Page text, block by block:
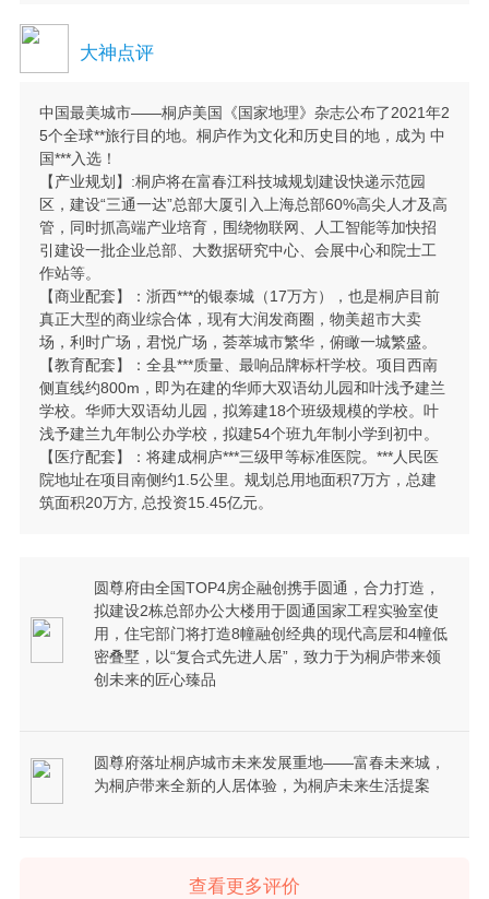
大神点评
中国最美城市——桐庐美国《国家地理》杂志公布了2021年2
5个全球**旅行目的地。桐庐作为文化和历史目的地，成为 中
国***入选！
【产业规划】:桐庐将在富春江科技城规划建设快递示范园
区，建设“三通一达”总部大厦引入上海总部60%高尖人才及高
管，同时抓高端产业培育，围绕物联网、人工智能等加快招
引建设一批企业总部、大数据研究中心、会展中心和院士工
作站等。
【商业配套】：浙西***的银泰城（17万方），也是桐庐目前
真正大型的商业综合体，现有大润发商圈，物美超市大卖
场，利时广场，君悦广场，荟萃城市繁华，俯瞰一城繁盛。
【教育配套】：全县***质量、最响品牌标杆学校。项目西南
侧直线约800m，即为在建的华师大双语幼儿园和叶浅予建兰
学校。华师大双语幼儿园，拟筹建18个班级规模的学校。叶
浅予建兰九年制公办学校，拟建54个班九年制小学到初中。
【医疗配套】：将建成桐庐***三级甲等标准医院。***人民医
院地址在项目南侧约1.5公里。规划总用地面积7万方，总建
筑面积20万方, 总投资15.45亿元。
圆尊府由全国TOP4房企融创携手圆通，合力打造，
拟建设2栋总部办公大楼用于圆通国家工程实验室使
用，住宅部门将打造8幢融创经典的现代高层和4幢低
密叠墅，以“复合式先进人居”，致力于为桐庐带来领
创未来的匠心臻品
圆尊府落址桐庐城市未来发展重地——富春未来城，
为桐庐带来全新的人居体验，为桐庐未来生活提案
查看更多评价